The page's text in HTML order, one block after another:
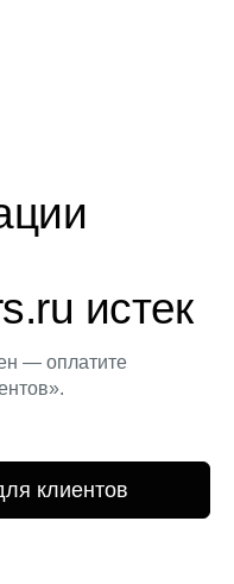
истек
— оплатите
клиентов